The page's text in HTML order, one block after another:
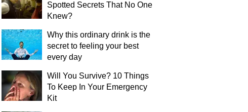
Spotted Secrets That No One
Knew?
Why this ordinary drink is the
secret to feeling your best
every day
Will You Survive? 10 Things
To Keep In Your Emergency
Kit